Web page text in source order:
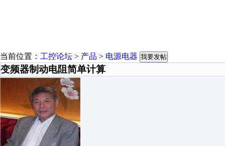
当前位置： 工控论坛 > 产品 > 电源电器 我要发帖
变频器制动电阻简单计算